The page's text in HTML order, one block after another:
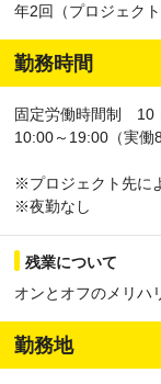
年2回（プロジェクト
勤務時間
固定労働時間制 10
10:00～19:00（実働
※プロジェクト先に
※夜勤なし
残業について
オンとオフのメリハ
勤務地